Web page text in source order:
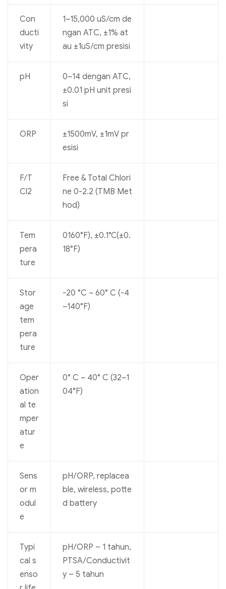
Con
ducti
vity
1~15,000 uS/cm de
ngan ATC, ±1% at
au ±1uS/cm presisi
pH
0~14 dengan ATC,
±0.01 pH unit presi
si
ORP
±1500mV, ±1mV pr
esisi
F/T
Cl2
Free & Total Chlori
ne 0-2.2 (TMB Met
hod)
Tem
pera
ture
0160°F), ±0.1℃(±0.
18°F)
Stor
age
tem
pera
ture
-20 °C ~ 60° C (-4
~140°F)
Oper
ation
al te
mper
atur
e
0° C ~ 40° C (32~1
04°F)
Sens
or m
odul
e
pH/ORP, replacea
ble, wireless, potte
d battery
Typi
cal s
enso
pH/ORP – 1 tahun,
PTSA/Conductivit
y – 5 tahun